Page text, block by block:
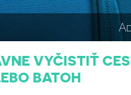
VYČISTIŤ
BATOH